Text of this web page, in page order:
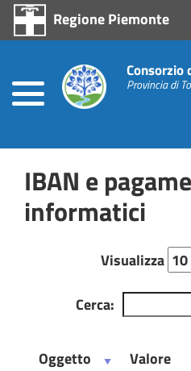
Regione Piemonte
Consorzio
Provincia di
Home
Prevenzione
alla
Corruzione
Amministrazione
Trasparente
IBAN e
informatici
Visualizza
Cerca:
Oggetto Valore